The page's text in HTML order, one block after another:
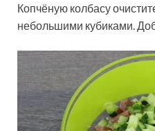
Копчёную колбасу
небольшими кубиками.